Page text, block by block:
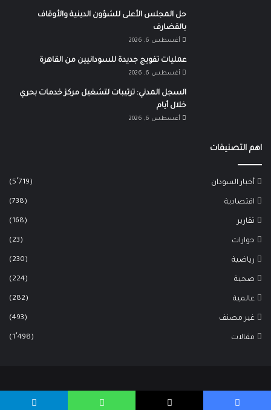
حل المجلس الأعلى للشؤون الدينية والأوقاف
بالقضارف
أغسطس 6, 2026
عمليات تفويج جديدة للسودانيين من القاهرة
أغسطس 6, 2026
السجل المدني: ترتيبات لتشغيل مركز خدمات بحري
خلال أيام
أغسطس 6, 2026
اهم التصنيفات
أخبار السودان (5٬719)
اقتصادية (738)
تقارير (168)
حوارات (23)
رياضية (230)
صحية (224)
عالمية (282)
غير مصنف (493)
مقالات (1٬498)